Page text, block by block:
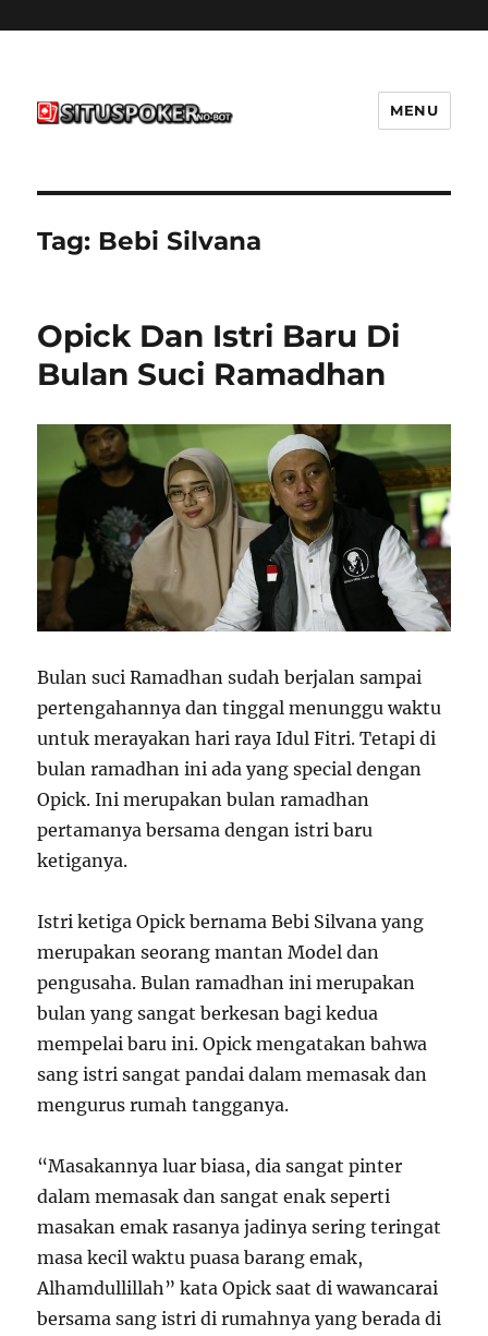
MENU
Tag: Bebi Silvana
Opick Dan Istri Baru Di
Bulan Suci Ramadhan
Bulan suci Ramadhan sudah berjalan sampai
pertengahannya dan tinggal menunggu waktu
untuk merayakan hari raya Idul Fitri. Tetapi di
bulan ramadhan ini ada yang special dengan
Opick. Ini merupakan bulan ramadhan
pertamanya bersama dengan istri baru
ketiganya.
Istri ketiga Opick bernama Bebi Silvana yang
merupakan seorang mantan Model dan
pengusaha. Bulan ramadhan ini merupakan
bulan yang sangat berkesan bagi kedua
mempelai baru ini. Opick mengatakan bahwa
sang istri sangat pandai dalam memasak dan
mengurus rumah tangganya.
“Masakannya luar biasa, dia sangat pinter
dalam memasak dan sangat enak seperti
masakan emak rasanya jadinya sering teringat
masa kecil waktu puasa barang emak,
Alhamdullillah” kata Opick saat di wawancarai
bersama sang istri di rumahnya yang berada di